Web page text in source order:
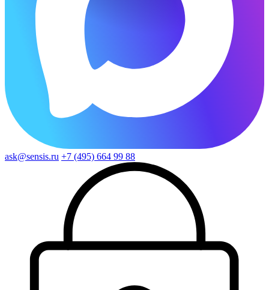
ask@sensis.ru +7 (495) 664 99 88